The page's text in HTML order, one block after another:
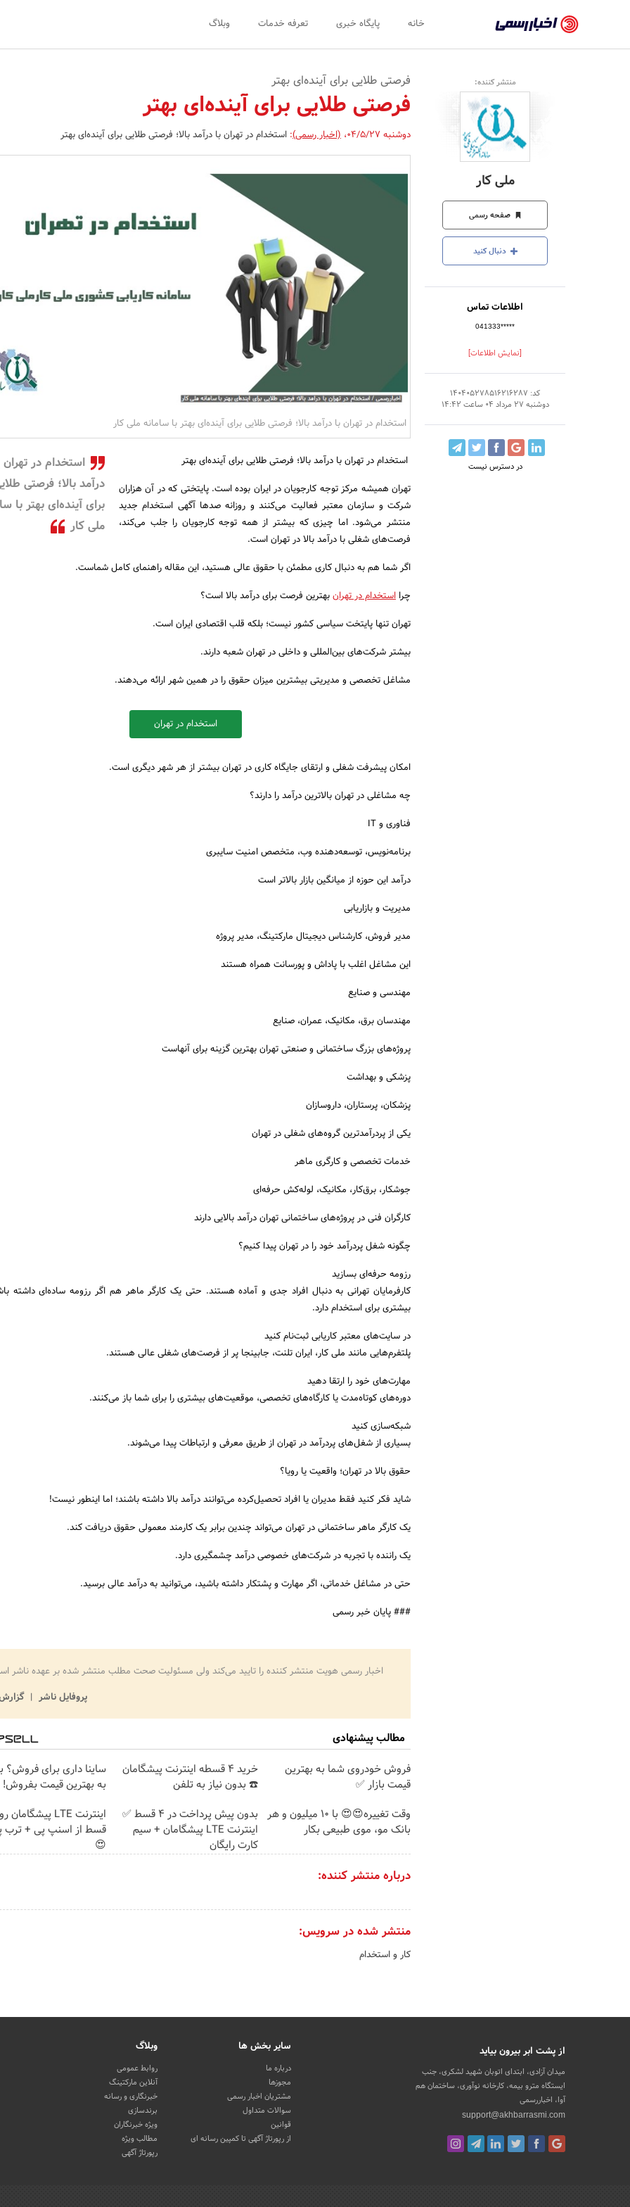
رسمی
-
اخبار
تایید
شده
شرکت‌ها،
سازمان‌ها
و
روابط
عمومی‌ها
خانه پایگاه خبری تعرفه خدمات وبلاگ
منتشر کننده:
ملی کار
صفحه رسمی
دنبال کنید
اطلاعات تماس
041333*****
[نمایش اطلاعات]
کد: 140405278516216287
دوشنبه 27 مرداد 04 ساعت 14:42
در دسترس نیست
فرصتی طلایی برای آینده‌ای بهتر
فرصتی طلایی برای آینده‌ای بهتر
دوشنبه 04/5/27 ، (اخبار رسمی): استخدام در تهران با درآمد بالا؛ فرصتی طلایی برای آینده‌ای بهتر
استخدام در تهران با درآمد بالا؛ فرصتی طلایی برای آینده‌ای بهتر با سامانه ملی کار
استخدام در تهران
درآمد بالا؛ فرصتی
برای آینده‌ای بهتر با
ملی کار
استخدام در تهران با درآمد بالا؛ فرصتی طلایی برای آینده‌ای بهتر
تهران همیشه مرکز توجه کارجویان در ایران بوده است. پایتختی که در آن هزاران
شرکت و سازمان معتبر فعالیت می‌کنند و روزانه صدها آگهی استخدام جدید
منتشر می‌شود. اما چیزی که بیشتر از همه توجه کارجویان را جلب می‌کند،
فرصت‌های شغلی با درآمد بالا در تهران است.
اگر شما هم به دنبال کاری مطمئن با حقوق عالی هستید، این مقاله راهنمای کامل شماست.
چرا استخدام در تهرانبهترین فرصت برای درآمد بالا است؟
تهران تنها پایتخت سیاسی کشور نیست؛ بلکه قلب اقتصادی ایران است.
بیشتر شرکت‌های بین‌المللی و داخلی در تهران شعبه دارند.
مشاغل تخصصی و مدیریتی بیشترین میزان حقوق را در همین شهر ارائه می‌دهند.
استخدام در تهران
امکان پیشرفت شغلی و ارتقای جایگاه کاری در تهران بیشتر از هر شهر دیگری است.
چه مشاغلی در تهران بالاترین درآمد را دارند؟
فناوری و IT
برنامه‌نویس، توسعه‌دهنده وب، متخصص امنیت سایبری
درآمد این حوزه از میانگین بازار بالاتر است
مدیریت و بازاریابی
مدیر فروش، کارشناس دیجیتال مارکتینگ، مدیر پروژه
این مشاغل اغلب با پاداش و پورسانت همراه هستند
مهندسی و صنایع
مهندسان برق، مکانیک، عمران، صنایع
پروژه‌های بزرگ ساختمانی و صنعتی تهران بهترین گزینه برای آنهاست
پزشکی و بهداشت
پزشکان، پرستاران، داروسازان
یکی از پردرآمدترین گروه‌های شغلی در تهران
خدمات تخصصی و کارگری ماهر
جوشکار، برق‌کار، مکانیک، لوله‌کش حرفه‌ای
کارگران فنی در پروژه‌های ساختمانی تهران درآمد بالایی دارند
چگونه شغل پردرآمد خود را در تهران پیدا کنیم؟
رزومه حرفه‌ای بسازید
کارفرمایان تهرانی به دنبال افراد جدی و آماده هستند. حتی یک کارگر ماهر هم اگر رزومه ساده‌ای داشته
بیشتری برای استخدام دارد.
در سایت‌های معتبر کاریابی ثبت‌نام کنید
پلتفرم‌هایی مانند ملی کار، ایران تلنت، جابینجا پر از فرصت‌های شغلی عالی هستند.
مهارت‌های خود را ارتقا دهید
دوره‌های کوتاه‌مدت یا کارگاه‌های تخصصی، موقعیت‌های بیشتری را برای شما باز می‌کنند.
شبکه‌سازی کنید
بسیاری از شغل‌های پردرآمد در تهران از طریق معرفی و ارتباطات پیدا می‌شوند.
حقوق بالا در تهران؛ واقعیت یا رویا؟
شاید فکر کنید فقط مدیران یا افراد تحصیل‌کرده می‌توانند درآمد بالا داشته باشند؛ اما اینطور نیست!
یک کارگر ماهر ساختمانی در تهران می‌تواند چندین برابر یک کارمند معمولی حقوق دریافت کند.
یک راننده با تجربه در شرکت‌های خصوصی درآمد چشمگیری دارد.
حتی در مشاغل خدماتی، اگر مهارت و پشتکار داشته باشید، می‌توانید به درآمد عالی برسید.
### پایان خبر رسمی
اخبار رسمی هویت منتشر کننده را تایید می‌کند ولی مسئولیت صحت مطلب منتشر شده بر عهده ناشر
پروفایل ناشر
مطالب پیشنهادی
فروش خودروی شما به بهترین
قیمت بازار ✅
خرید 4 قسطه اینترنت پیشگامان
☎️ بدون نیاز به تلفن
ساینا داری برای فروش؟
به بهترین قیمت بفروش!
وقت تغییره😍😍 با 10 میلیون و هر
بانک مو، موی طبیعی بکار
بدون پیش پرداخت در 4 قسط ✅
اینترنت LTE پیشگامان + سیم
کارت رایگان
قسط از اسنپ پی + ترب
😍
درباره منتشر کننده:
منتشر شده در سرویس:
کار و استخدام
از پشت ابر بیرون بیاید
میدان آزادی، ابتدای اتوبان شهید لشکری، جنب
ایستگاه مترو بیمه، کارخانه نوآوری، ساختمان هم
آوا، اخباررسمی
support@akhbarrasmi.com
سایر بخش ها
درباره ما
مجوزها
مشتریان اخبار رسمی
سوالات متداول
قوانین
از رپورتاژ آگهی تا کمپین رسانه ای
وبلاگ
روابط عمومی
آنلاین مارکتینگ
خبرنگاری و رسانه
برندسازی
ویژه خبرنگاران
مطالب ویژه
رپورتاژ آگهی